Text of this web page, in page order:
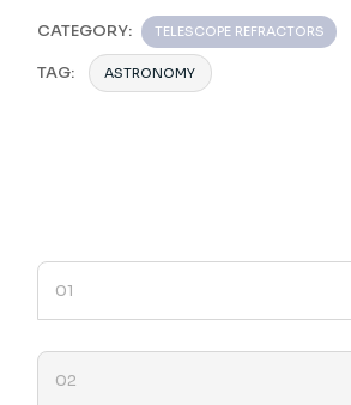
CATEGORY: TELESCOPE REFRACTORS
TAG: ASTRONOMY